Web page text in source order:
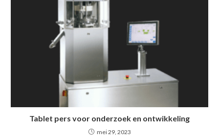
Tablet pers voor onderzoek en ontwikkeling
mei 29, 2023